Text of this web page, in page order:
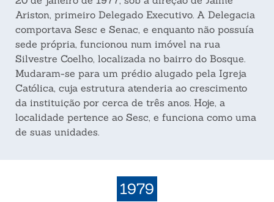
Ariston, primeiro Delegado Executivo. A Delegacia
comportava Sesc e Senac, e enquanto não possuía
sede própria, funcionou num imóvel na rua
Silvestre Coelho, localizada no bairro do Bosque.
Mudaram-se para um prédio alugado pela Igreja
Católica, cuja estrutura atenderia ao crescimento
da instituição por cerca de três anos. Hoje, a
localidade pertence ao Sesc, e funciona como uma
de suas unidades.
1979